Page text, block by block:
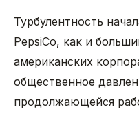
Турбулентность
PepsiCo, как и
американских
общественное
продолжающейся